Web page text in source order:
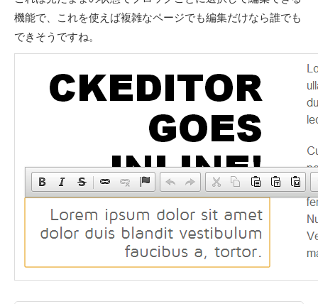
機能で、これを使えば複雑なページでも編集だけなら誰でも
できそうですね。